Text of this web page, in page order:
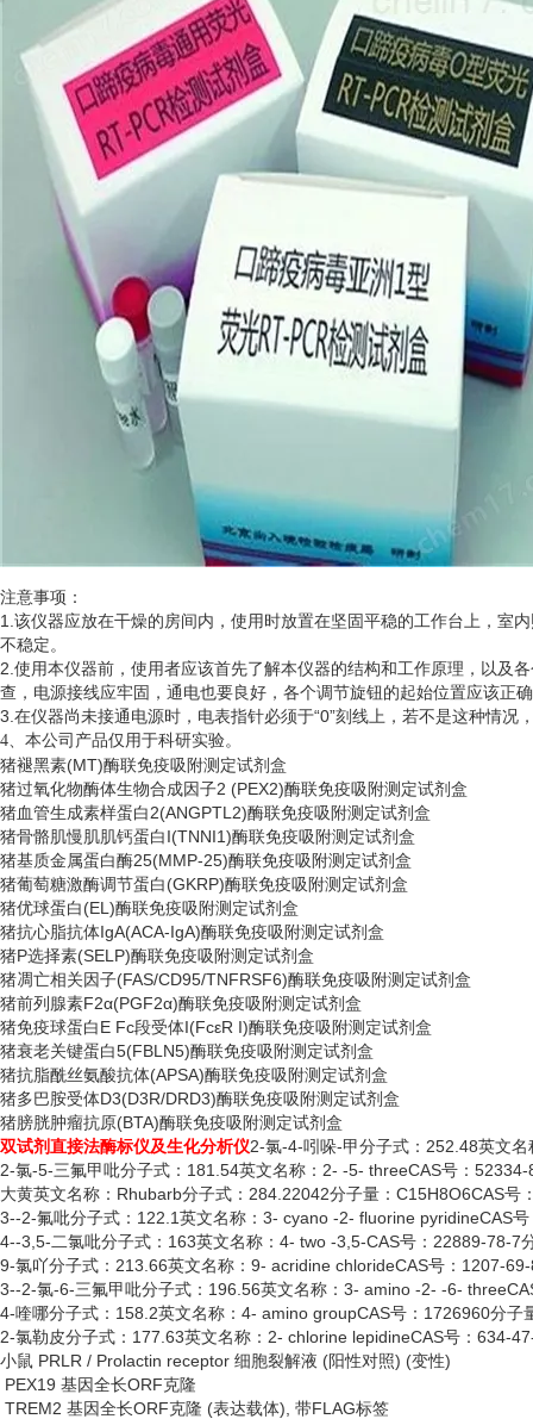
注意事项：
1.该仪器应放在干燥的房间内，使用时放置在坚固平稳的工作台上，室
不稳定。
2.使用本仪器前，使用者应该首先了解本仪器的结构和工作原理，以及
查，电源接线应牢固，通电也要良好，各个调节旋钮的起始位置应该正
3.在仪器尚未接通电源时，电表指针必须于“0”刻线上，若不是这种情况
4 本公司产品仅用于科研实验。
猪褪黑素(MT)酶联免疫吸附测定试剂盒
猪过氧化物酶体生物合成因子2 (PEX2)酶联免疫吸附测定试剂盒
猪血管生成素样蛋白2(ANGPTL2)酶联免疫吸附测定试剂盒
猪骨骼肌慢肌肌钙蛋白I(TNNI1)酶联免疫吸附测定试剂盒
猪基质金属蛋白酶25(MMP-25)酶联免疫吸附测定试剂盒
猪葡萄糖激酶调节蛋白(GKRP)酶联免疫吸附测定试剂盒
猪优球蛋白(EL)酶联免疫吸附测定试剂盒
猪抗心脂抗体IgA(ACA-IgA)酶联免疫吸附测定试剂盒
猪P选择素(SELP)酶联免疫吸附测定试剂盒
猪凋亡相关因子(FAS/CD95/TNFRSF6)酶联免疫吸附测定试剂盒
猪前列腺素F2α(PGF2α)酶联免疫吸附测定试剂盒
猪免疫球蛋白E Fc段受体I(FcεR I)酶联免疫吸附测定试剂盒
猪衰老关键蛋白5(FBLN5)酶联免疫吸附测定试剂盒
猪抗脂酰丝氨酸抗体(APSA)酶联免疫吸附测定试剂盒
猪多巴胺受体D3(D3R/DRD3)酶联免疫吸附测定试剂盒
猪膀胱肿瘤抗原(BTA)酶联免疫吸附测定试剂盒
双试剂直接法酶标仪及生化分析仪2-氯-4-吲哚-甲分子式：252.48英文
2-氯-5-三氟甲吡分子式：181.54英文名称：2- -5- threeCAS号：
大黄英文名称： Rhubarb分子式：284.22042分子量：C15H8O6CAS号
3--2-氟吡分子式：122.1英文名称：3- cyano -2- fluorine pyridineCAS
4--3,5-二氯吡分子式：163英文名称：4- two -3,5-CAS号：22889-78-7
9-氯吖分子式：213.66英文名称：9- acridine chlorideCAS号：1207-
3--2-氯-6-三氟甲吡分子式：196.56英文名称：3- amino -2- -6-
4-喹哪分子式：158.2英文名称：4- amino groupCAS号：1726960分子
2-氯勒皮分子式：177.63英文名称：2- chlorine lepidineCAS号：634-
小鼠 PRLR / Prolactin receptor 细胞裂解液 (阳性对照) (变性)
PEX19 基因全长ORF克隆
TREM2 基因全长ORF克隆 (表达载体), 带FLAG标签